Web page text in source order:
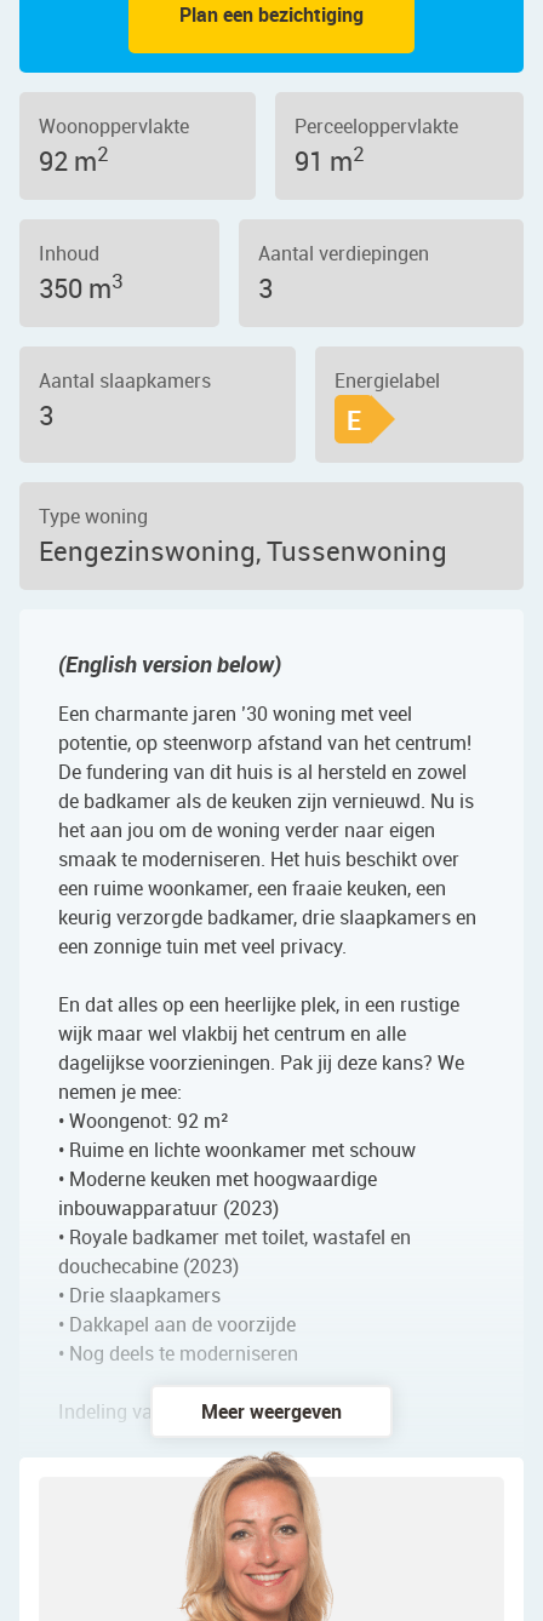
Plan een bezichtiging
Woonoppervlakte
92 m2
Perceeloppervlakte
91 m2
Inhoud
350 m3
Aantal verdiepingen
3
Aantal slaapkamers
3
Energielabel
E
Type woning
Eengezinswoning, Tussenwoning
(English version below)
Een charmante jaren ’30 woning met veel
potentie, op steenworp afstand van het centrum!
De fundering van dit huis is al hersteld en zowel
de badkamer als de keuken zijn vernieuwd. Nu is
het aan jou om de woning verder naar eigen
smaak te moderniseren. Het huis beschikt over
een ruime woonkamer, een fraaie keuken, een
keurig verzorgde badkamer, drie slaapkamers en
een zonnige tuin met veel privacy.
En dat alles op een heerlijke plek, in een rustige
wijk maar wel vlakbij het centrum en alle
dagelijkse voorzieningen. Pak jij deze kans? We
nemen je mee:
• Woongenot: 92 m²
• Ruime en lichte woonkamer met schouw
• Moderne keuken met hoogwaardige
inbouwapparatuur (2023)
• Royale badkamer met toilet, wastafel en
douchecabine (2023)
• Drie slaapkamers
• Dakkapel aan de voorzijde
• Nog deels te moderniseren
Indeling van de woning:
De kleine voortuin geeft toegang tot de voordeur
van deze jaren ’30 woning. Na binnenkomst word
je verwelkomd door een ruime entreehal. Vanuit
hier bereik je de meterkast, de trap naar de eerste
verdieping en de woonkamer.
Meer weergeven